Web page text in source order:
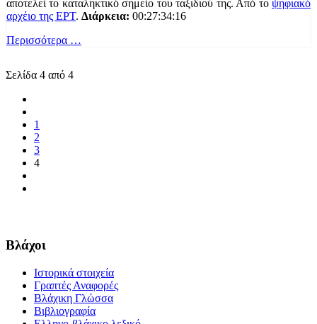
αποτελεί το καταληκτικό σημείο του ταξιδιού της. Από το ψηφιακό
αρχέιο της ΕΡΤ. Διάρκεια: 00:27:34:16
Περισσότερα …
Σελίδα 4 από 4
1
2
3
4
Βλάχοι
Ιστορικά στοιχεία
Γραπτές Αναφορές
Βλάχικη Γλώσσα
Βιβλιογραφία